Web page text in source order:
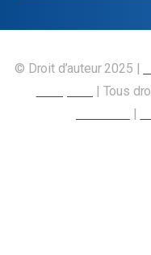
© Droit d’auteur 2025 |
| Tous